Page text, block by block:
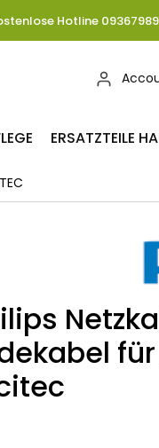
Hotline
ERSATZTEILE